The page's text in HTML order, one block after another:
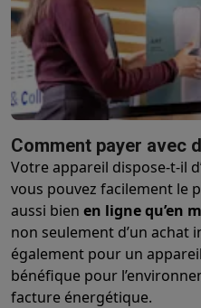
Barbecues
Barbecues
Boissons froidesMachines à
Ustensiles de cuisinePoêles
DessertsGaufriersSorbetières
Smart garden
Potagers
AspirerAspirateurs
Robots d'entretien
Nettoyer Nettoyeurs de sols
Centrales vapeur
Couture
Climatisation
Climatiseurs
Traitement de l'air
Comment payer avec
Votre appareil dispose-t-il
vous pouvez facilement le
aussi bien en ligne qu’en
non seulement d’un achat
également pour un
bénéfique pour
facture énergétique.